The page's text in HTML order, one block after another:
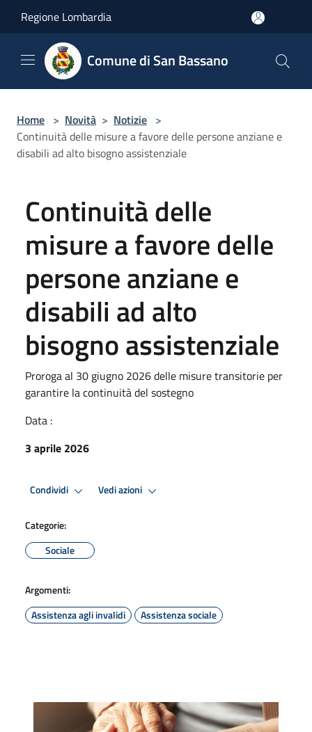
Regione Lombardia
Comune di San Bassano
Home > Novità > Notizie >
Continuità delle misure a favore delle persone anziane e
disabili ad alto bisogno assistenziale
Continuità delle
misure a favore delle
persone anziane e
disabili ad alto
bisogno assistenziale
Proroga al 30 giugno 2026 delle misure transitorie per
garantire la continuità del sostegno
Data :
3 aprile 2026
Condividi Vedi azioni
Categorie:
Sociale
Argomenti:
Assistenza agli invalidi
Assistenza sociale